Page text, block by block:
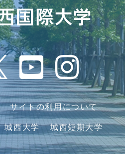
サイトの利用について
城西大学 城西短期大学